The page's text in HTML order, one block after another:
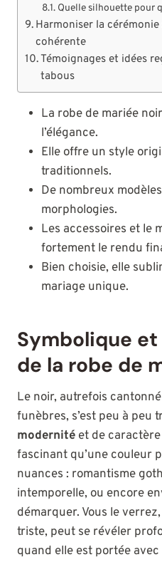
Quelle silhouette pour
Harmoniser la
cohérente
Témoignages et idées
tabous
La robe de mariée
l’élégance.
Elle offre un style
traditionnels.
De nombreux
morphologies.
Les accessoires et le
fortement le rendu
Bien choisie, elle
mariage unique.
Symbolique
de la robe de
Le noir, autrefois
funèbres, s’est peu à peu
modernité et de
fascinant qu’une couleur
nuances : romantisme
intemporelle, ou encore
démarquer. Vous le
triste, peut se révéler
quand elle est portée